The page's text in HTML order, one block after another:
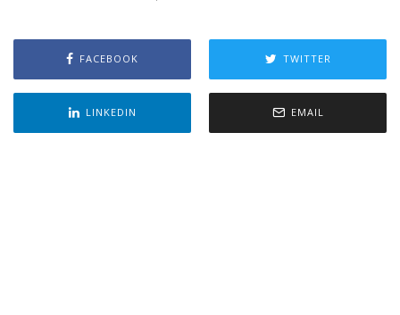
FACEBOOK TWITTER
LINKEDIN EMAIL